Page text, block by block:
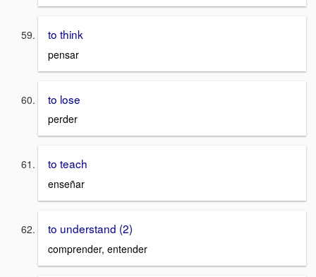
to think
pensar
to lose
perder
to teach
enseñar
to understand (2)
comprender, entender